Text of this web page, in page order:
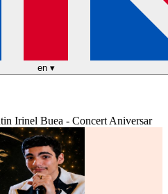
en ▾
Irinel Buea - Concert Aniversar